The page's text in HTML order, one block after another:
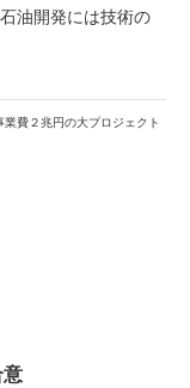
油開発には技術の
費２兆円の大プロジェクト